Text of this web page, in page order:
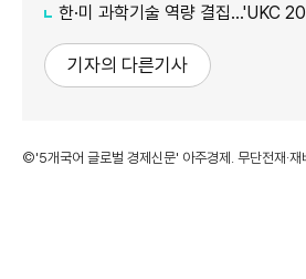
한·미 과학기술 역량 결집…'UKC
기자의 다른기사
©'5개국어 글로벌 경제신문' 아주경제. 무단전재·재